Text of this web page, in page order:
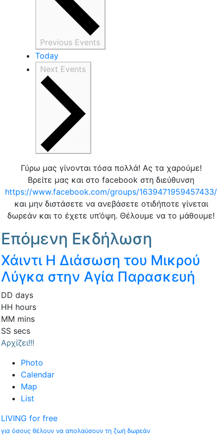
Previous Events
Today
Next Events
Γύρω μας γίνονται τόσα πολλά! Ας τα χαρούμε!
Βρείτε μας και στο facebook στη διεύθυνση
https://www.facebook.com/groups/1639471959457433/
και μην διστάσετε να ανεβάσετε οτιδήποτε γίνεται
δωρεάν και το έχετε υπ’όψη. Θέλουμε να το μάθουμε!
Επόμενη Εκδήλωση
Χάιντι Η Διάσωση του Μικρού
Λύγκα στην Αγία Παρασκευή
DD days
HH hours
MM mins
SS secs
Αρχίζει!!!
Photo
Calendar
Map
List
LIVING for free
για όσους θέλουν να απολαύσουν τη ζωή δωρεάν